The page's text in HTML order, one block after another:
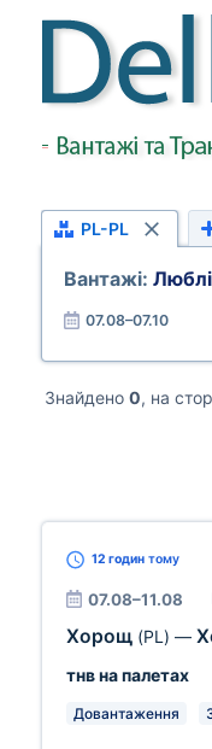
PL-PL
Вантажі:
07.08–07.10
Знайдено 0, на
12 годин тому
07.08–11.08
Хорощ (PL) —
тнв на палетах
Довантаження